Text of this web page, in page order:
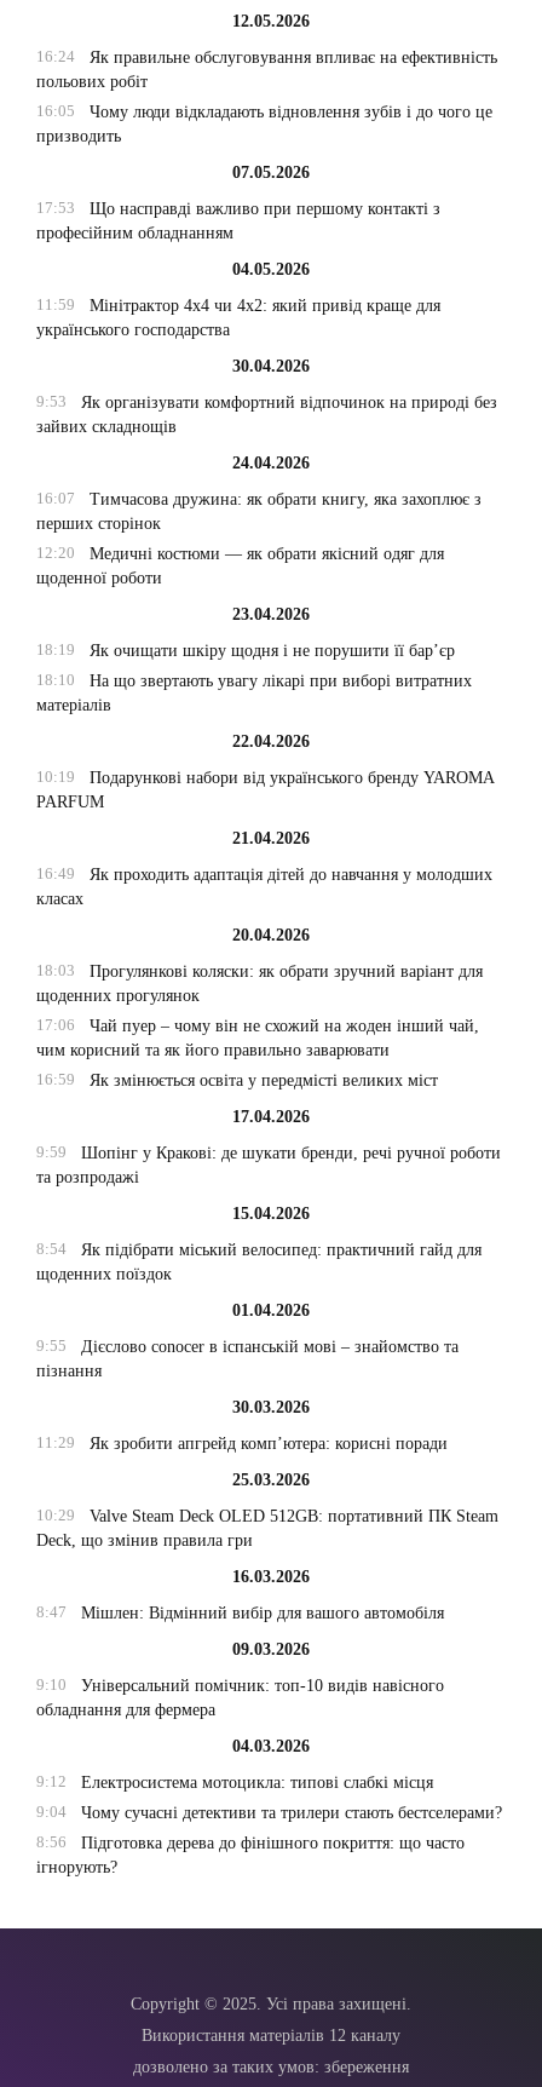
12.05.2026
16:24
Як правильне обслуговування впливає на ефективність
польових робіт
16:05
Чому люди відкладають відновлення зубів і до чого це
призводить
07.05.2026
17:53
Що насправді важливо при першому контакті з
професійним обладнанням
04.05.2026
11:59
Мінітрактор 4х4 чи 4х2: який привід краще для
українського господарства
30.04.2026
9:53
Як організувати комфортний відпочинок на природі без
зайвих складнощів
24.04.2026
16:07
Тимчасова дружина: як обрати книгу, яка захоплює з
перших сторінок
12:20
Медичні костюми — як обрати якісний одяг для
щоденної роботи
23.04.2026
18:19
Як очищати шкіру щодня і не порушити її бар’єр
18:10
На що звертають увагу лікарі при виборі витратних
матеріалів
22.04.2026
10:19
Подарункові набори від українського бренду YAROMA
PARFUM
21.04.2026
16:49
Як проходить адаптація дітей до навчання у молодших
класах
20.04.2026
18:03
Прогулянкові коляски: як обрати зручний варіант для
щоденних прогулянок
17:06
Чай пуер – чому він не схожий на жоден інший чай,
чим корисний та як його правильно заварювати
16:59
Як змінюється освіта у передмісті великих міст
17.04.2026
9:59
Шопінг у Кракові: де шукати бренди, речі ручної роботи
та розпродажі
15.04.2026
8:54
Як підібрати міський велосипед: практичний гайд для
щоденних поїздок
01.04.2026
9:55
Дієслово conocer в іспанській мові – знайомство та
пізнання
30.03.2026
11:29
Як зробити апгрейд комп’ютера: корисні поради
25.03.2026
10:29
Valve Steam Deck OLED 512GB: портативний ПК Steam
Deck, що змінив правила гри
16.03.2026
8:47
Мішлен: Відмінний вибір для вашого автомобіля
09.03.2026
9:10
Універсальний помічник: топ-10 видів навісного
обладнання для фермера
04.03.2026
9:12
Електросистема мотоцикла: типові слабкі місця
9:04
Чому сучасні детективи та трилери стають бестселерами?
8:56
Підготовка дерева до фінішного покриття: що часто
ігнорують?
Copyright © 2025. Усі права захищені.
Використання матеріалів 12 каналу
дозволено за таких умов: збереження